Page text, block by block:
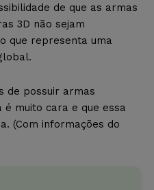
de que as armas
3D não sejam
que representa uma
de possuir armas
muito cara e que essa
(Com informações do